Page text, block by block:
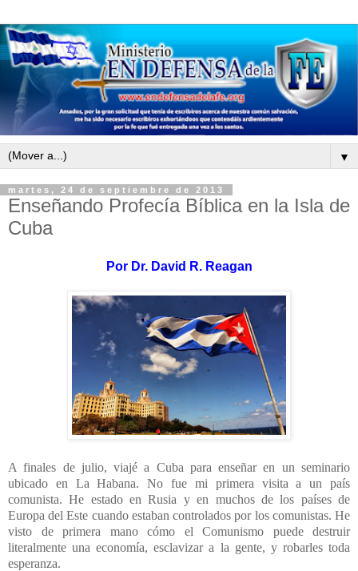
▼
martes, 24 de septiembre de 2013
Enseñando Profecía Bíblica en la Isla de
Cuba
Por Dr. David R. Reagan
A finales de julio, viajé a Cuba para enseñar en un seminario
ubicado en La Habana. No fue mi primera visita a un país
comunista. He estado en Rusia y en muchos de los países de
Europa del Este cuando estaban controlados por los comunistas. He
visto de primera mano cómo el Comunismo puede destruir
literalmente una economía, esclavizar a la gente, y robarles toda
esperanza.